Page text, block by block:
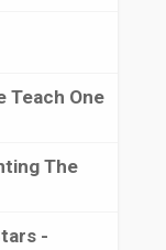
Teach One
The
-